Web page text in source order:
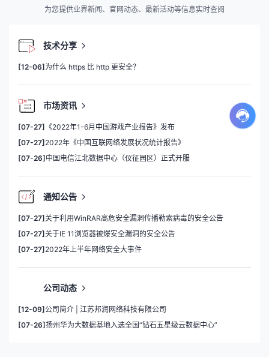
为您提供业界新闻、官网动态、最新活动等信息实时查阅
技术分享
[12-06] 为什么 https 比 http 更安全？
市场资讯
[07-27] 《2022年1-6月中国游戏产业报告》发布
[07-27] 2022年《中国互联网络发展状况统计报告》
[07-26] 中国电信江北数据中心（仪征园区）正式开服
通知公告
[07-27]关于利用WinRAR高危安全漏洞传播勒索病毒的安全公告
[07-27]关于IE 11浏览器被爆安全漏洞的安全公告
[07-27] 2022年上半年网络安全大事件
公司动态
[12-09]公司简介 | 江苏邦润网络科技有限公司
[07-26]扬州华为大数据基地入选全国“钻石五星级云数据中心”